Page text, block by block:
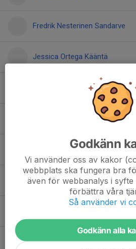
Fredrik Nesterinen Sandarve
Jessica Ortega Kääntä
Ludvig Nilsson
Manne Palm
Samuel Saarenpää,
Godkänn
Vi använder oss av kakor
webbplats ska fungera bra
även för webbanalys i syfte
förbättra våra
Så använder vi
Godkänn alla